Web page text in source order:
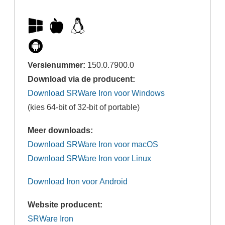
Versienummer: 150.0.7900.0
Download via de producent:
Download SRWare Iron voor Windows
(kies 64-bit of 32-bit of portable)
Meer downloads:
Download SRWare Iron voor macOS
Download SRWare Iron voor Linux
Download Iron voor Android
Website producent:
SRWare Iron